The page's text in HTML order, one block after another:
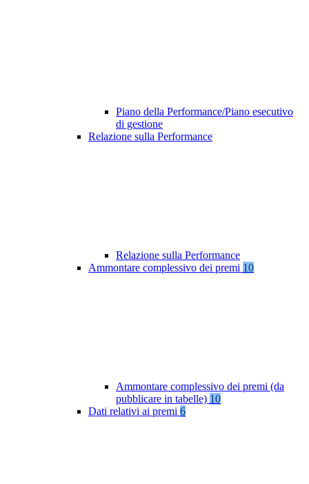
Piano della Performance/Piano esecutivo
di gestione
Relazione sulla Performance
Relazione sulla Performance
Ammontare complessivo dei premi 10
Ammontare complessivo dei premi (da
pubblicare in tabelle) 10
Dati relativi ai premi 6